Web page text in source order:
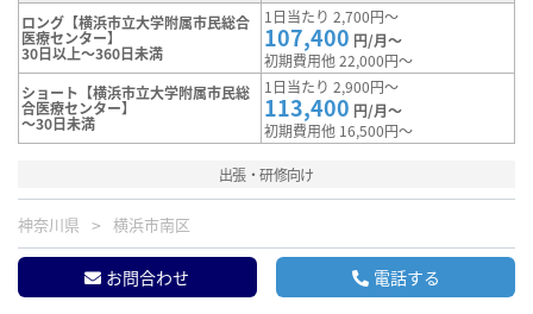
ロング【横浜市立大学附属市民総合
医療センター】
30日以上～360日未満
1日当たり 2,700円～
107,400 円/月～
初期費用他 22,000円～
ショート【横浜市立大学附属市民総
合医療センター】
～30日未満
1日当たり 2,900円～
113,400 円/月～
初期費用他 16,500円～
出張・研修向け
神奈川県 横浜市南区
お問合わせ 電話する